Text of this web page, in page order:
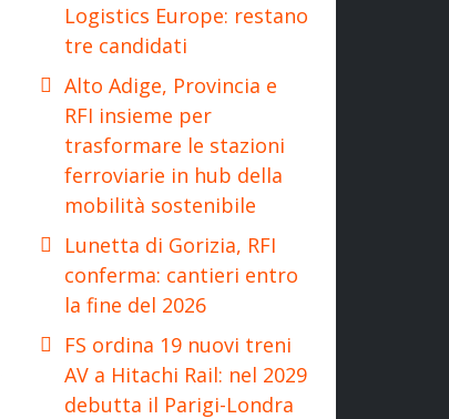
Logistics Europe: restano
tre candidati
Alto Adige, Provincia e
RFI insieme per
trasformare le stazioni
ferroviarie in hub della
mobilità sostenibile
Lunetta di Gorizia, RFI
conferma: cantieri entro
la fine del 2026
FS ordina 19 nuovi treni
AV a Hitachi Rail: nel 2029
debutta il Parigi-Londra